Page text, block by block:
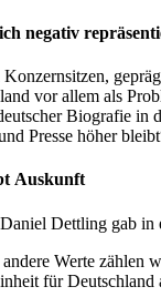
negativ
vor allem als
Biografie in
Presse höher
Auskunft
Dettling gab in
Werte
für Deutschland